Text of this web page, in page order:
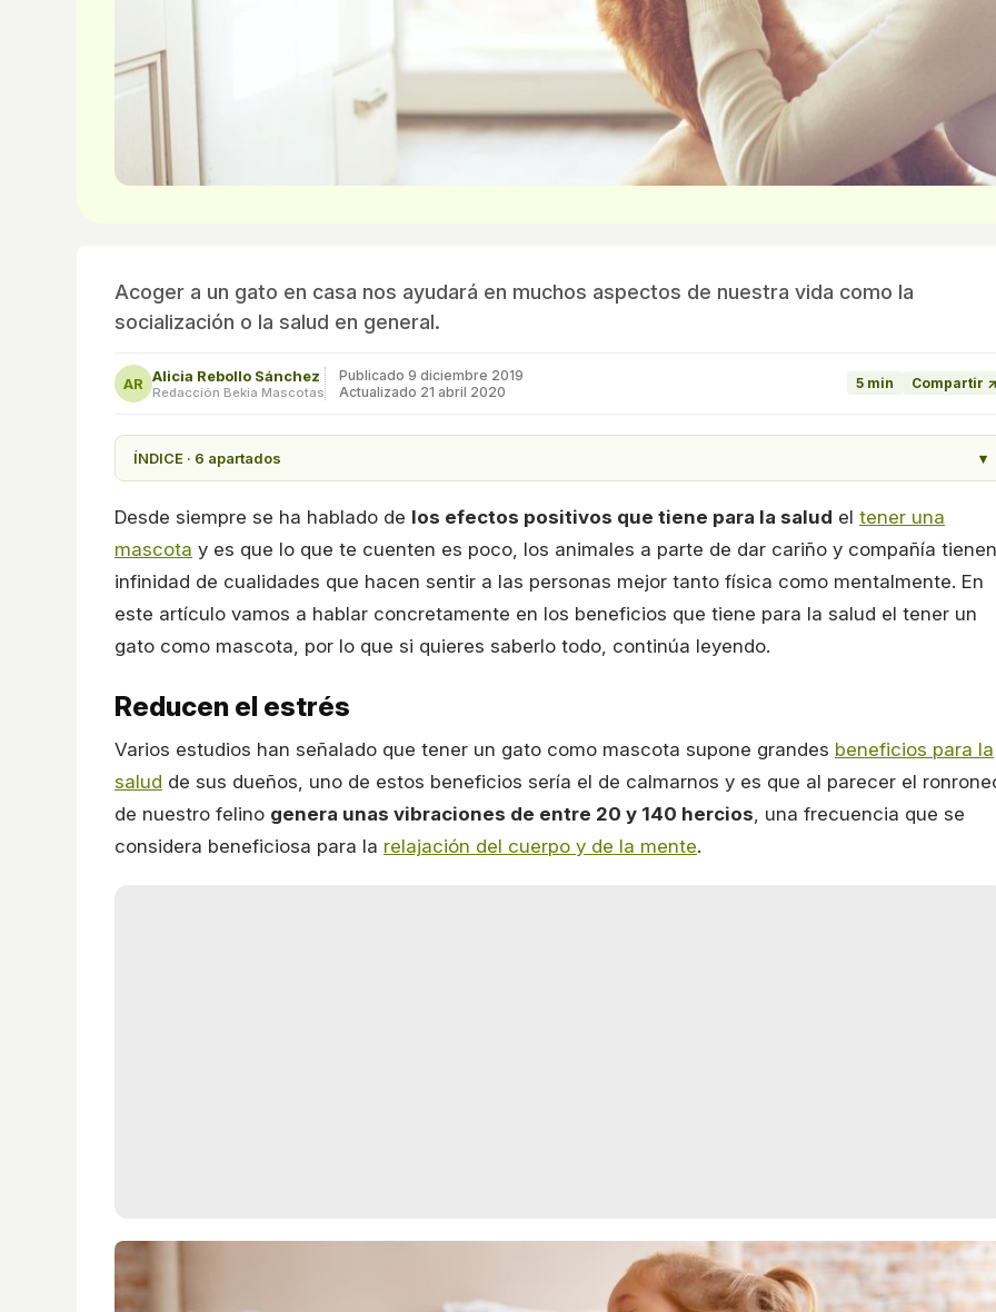
Acoger a un gato en casa nos ayudará en muchos aspectos de nuestra vida como la
socialización o la salud en general.
AR Alicia Rebollo Sánchez
Redacción Bekia Mascotas
Publicado 9 diciembre 2019
Actualizado 21 abril 2020
5 min Compartir ↗
ÍNDICE · 6 apartados ▾
Desde siempre se ha hablado de los efectos positivos que tiene para la salud el tener una
mascota y es que lo que te cuenten es poco, los animales a parte de dar cariño y compañía tienen
infinidad de cualidades que hacen sentir a las personas mejor tanto física como mentalmente. En
este artículo vamos a hablar concretamente en los beneficios que tiene para la salud el tener un
gato como mascota, por lo que si quieres saberlo todo, continúa leyendo.
Reducen el estrés
Varios estudios han señalado que tener un gato como mascota supone grandes beneficios para la
salud de sus dueños, uno de estos beneficios sería el de calmarnos y es que al parecer el
de nuestro felino genera unas vibraciones de entre 20 y 140 hercios , una frecuencia que se
considera beneficiosa para la relajación del cuerpo y de la mente.